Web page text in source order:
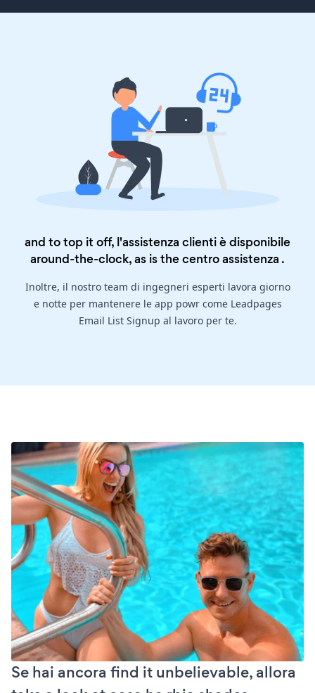
and to top it off, l'assistenza clienti è disponibile
around-the-clock, as is thecentro assistenza .
Inoltre, il nostro team di ingegneri esperti lavora giorno
e notte per mantenere le app powr come Leadpages
Email List Signup al lavoro per te.
Se hai ancora find it unbelievable, allora